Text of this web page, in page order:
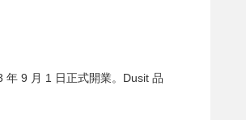
年 9 月 1 日正式開業。Dusit 品